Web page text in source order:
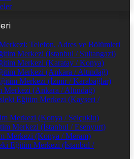
Telefon, Adres ve Bölümleri
Merkezi (İstanbul / Sultangazi)
Merkezi (Karatay / Konya)
Merkezi (Ankara / Altındağ)
Merkezi (İzmir / Karabağlar)
Merkezi (Ankara / Altındağ)
Eğitim Merkezi (Kayseri /
Merkezi (Konya / Selçuklu)
Merkezi (İstanbul / Esenyurt)
Merkezi (Konya / Meram)
Eğitim Merkezi (İstanbul /